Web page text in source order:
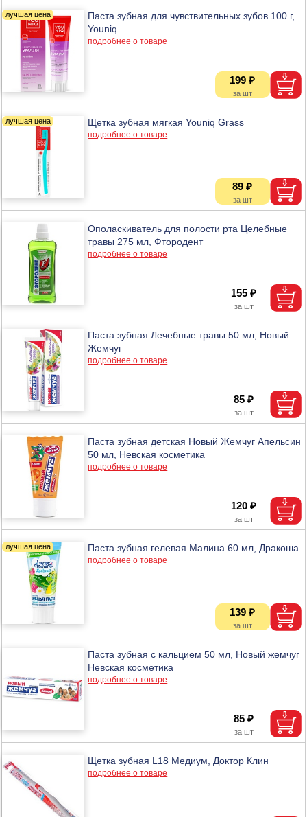
Паста зубная для чувствительных зубов 100 г,
Youniq
подробнее о товаре
199 ₽
Щетка зубная мягкая Youniq Grass
подробнее о товаре
89 ₽
Ополаскиватель для полости рта Целебные
травы 275 мл, Фтородент
подробнее о товаре
155 ₽
Паста зубная Лечебные травы 50 мл, Новый
Жемчуг
подробнее о товаре
85 ₽
Паста зубная детская Новый Жемчуг Апельсин
50 мл, Невская косметика
подробнее о товаре
120 ₽
Паста зубная гелевая Малина 60 мл, Дракоша
подробнее о товаре
139 ₽
Паста зубная с кальцием 50 мл, Новый жемчуг
Невская косметика
подробнее о товаре
85 ₽
Щетка зубная L18 Медиум, Доктор Клин
подробнее о товаре